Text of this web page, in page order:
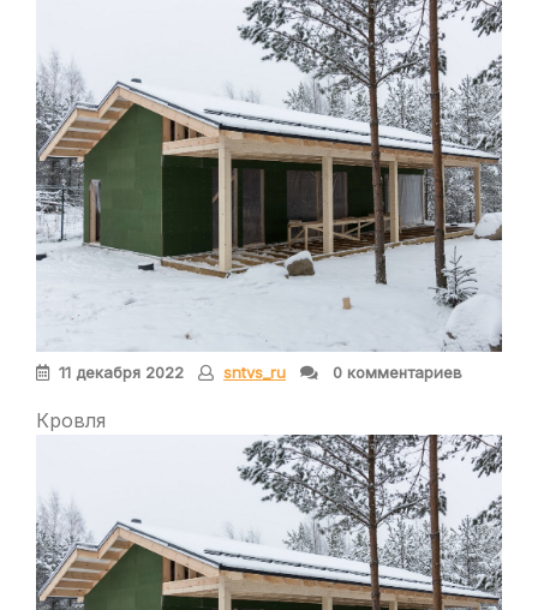
11 декабря 2022 sntvs_ru 0 комментариев
Кровля